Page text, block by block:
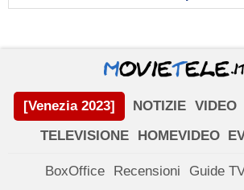
[Venezia 2023] NOTIZIE VIDEO
TELEVISIONE
HOMEVIDEO
BoxOffice Recensioni Guide